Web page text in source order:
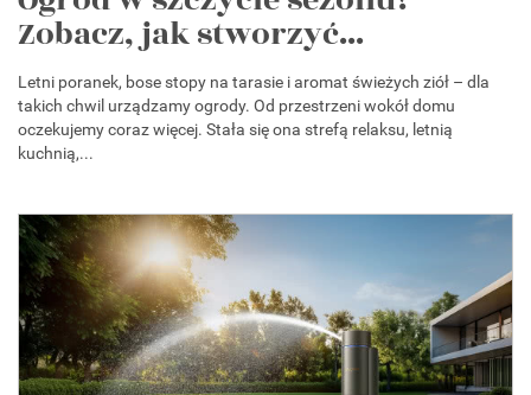
Zobacz, jak stworzyć...
Letni poranek, bose stopy na tarasie i aromat świeżych ziół – dla
takich chwil urządzamy ogrody. Od przestrzeni wokół domu
oczekujemy coraz więcej. Stała się ona strefą relaksu, letnią
kuchnią,...